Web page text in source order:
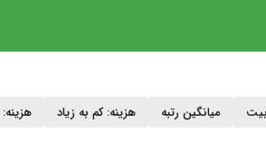
میانگین رتبه هزینه: کم به زیاد